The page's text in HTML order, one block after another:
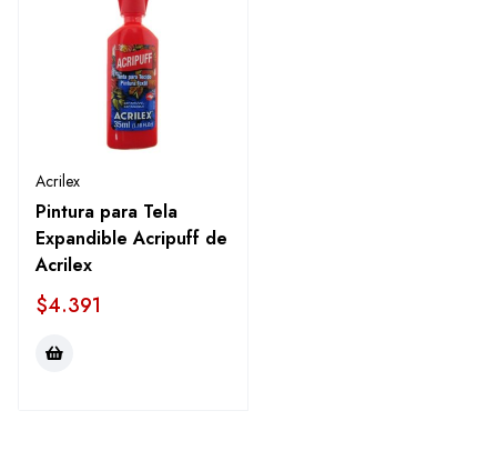
Acrilex
Pintura para Tela
Expandible Acripuff de
Acrilex
$4.391